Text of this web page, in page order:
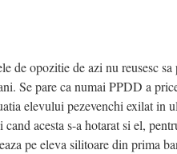
de opozitie de azi nu reusesc
Se pare ca numai PPDD a
elevului pezevenchi exilat in
acesta s-a hotarat si el,
pe eleva silitoare din prima